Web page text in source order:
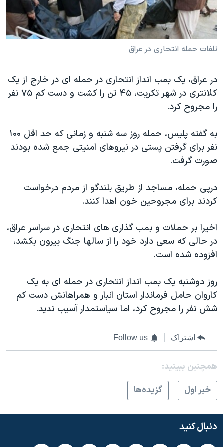
فرهنگ و زندگی
حقوق شهروندی
اقتصادی
اسرائیل در جنگ
گالری عکس
مستندها
انتخابات ریاست جمهوری آمریکا ۲۰۲۴
حمله جمهوری اسلامی به اسرائیل
ورزش زنان در ایران
اعتراضات زن، زندگی، آزادی
تریبونال مردمی آبان ۹۸
دادگاه حمید نوری
قانون شفافیت دارائی کادر رهبری ایران
اعتراضات مردمی آبان ۹۸
اسرائیل در جنگ
نرگس محمدی برنده جایزه نوبل صلح
همایش محافظه‌کاران آمریکا «سی‌پک»
صفحه‌های ویژه
سفر پرزیدنت ترامپ به چین
دنبال کنید
زبانهای مختلف
تلفات حمله انتحاری در عراق
در عراق، یک بمب انداز انتحاری در حمله ای در خارج از یک
کلانتری در شهر تکریت، ۴۵ تن را کشت و دست کم ۷۵ نفر
را مجروح کرد.
به گفته پلیس، حمله روز سه شنبه و زمانی که حد اقل ۱۰۰
نفر برای گرفتن پستی در نیروهای امنیتی جمع شده بودند
صورت گرفت.
درپی حمله، مساجد از طریق بلندگو از مردم درخواست
کردند برای مجروحین خون اهدا کنند.
اخیرا بر حملات و بمب گذاری های انتحاری در سراسر عراق،
در حالی که سعی دارد خود را از سالها جنگ بیرون بکشد،
افزوده شده است.
روز دوشنبه یک بمب انداز انتحاری در حمله ای به یک
کاروان حامل فرماندار استان انبار و همراهانش دست کم
شش نفر را مجروح کرد، اما سیاستمدار آسیب ندید.
اشتراک Follow us
همچنبن ببینید:
خبر اول
گزيده‌ها
دنبال کنید